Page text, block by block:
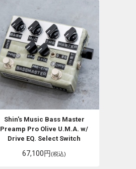
Shin's Music Bass Master
Preamp Pro Olive U.M.A. w/
Drive EQ. Select Switch
67,100円(税込)